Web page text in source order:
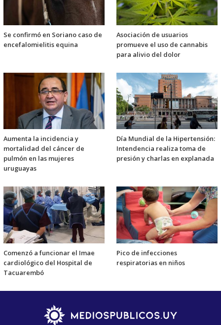
Se confirmó en Soriano caso de
encefalomielitis equina
Asociación de usuarios
promueve el uso de cannabis
para alivio del dolor
Aumenta la incidencia y
mortalidad del cáncer de
pulmón en las mujeres
uruguayas
Día Mundial de la Hipertensión:
Intendencia realiza toma de
presión y charlas en explanada
Comenzó a funcionar el Imae
cardiológico del Hospital de
Tacuarembó
Pico de infecciones
respiratorias en niños